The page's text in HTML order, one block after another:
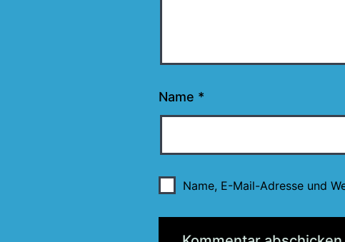
Name *
Name, E-Mail-Adresse und